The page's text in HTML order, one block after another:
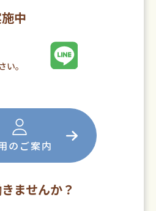
中
。
のご案内
ませんか？